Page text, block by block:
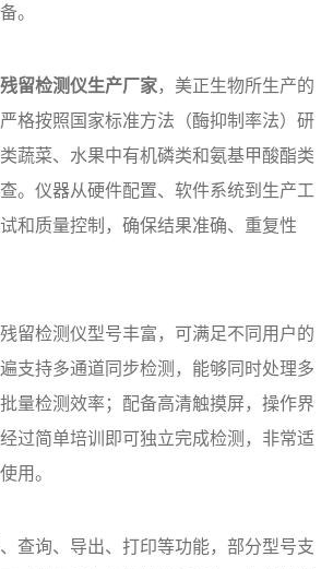
。
留检测仪生产厂家，美正生物所生产的
格按照国家标准方法（酶抑制率法）研
蔬菜、水果中有机磷类和氨基甲酸酯类
。仪器从硬件配置、软件系统到生产工
和质量控制，确保结果准确、重复性
留检测仪型号丰富，可满足不同用户的
支持多通道同步检测，能够同时处理多
量检测效率；配备高清触摸屏，操作界
过简单培训即可独立完成检测，非常适
用。
查询、导出、打印等功能，部分型号支